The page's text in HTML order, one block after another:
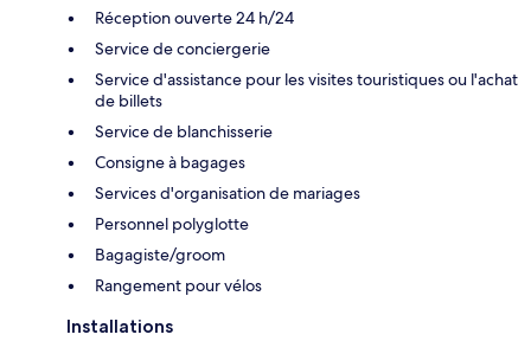
Réception ouverte 24 h/24
Service de conciergerie
Service d'assistance pour les visites touristiques ou l'achat
de billets
Service de blanchisserie
Consigne à bagages
Services d'organisation de mariages
Personnel polyglotte
Bagagiste/groom
Rangement pour vélos
Installations